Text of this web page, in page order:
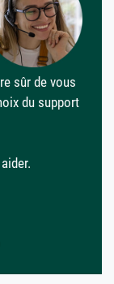
sûr de vous
du support